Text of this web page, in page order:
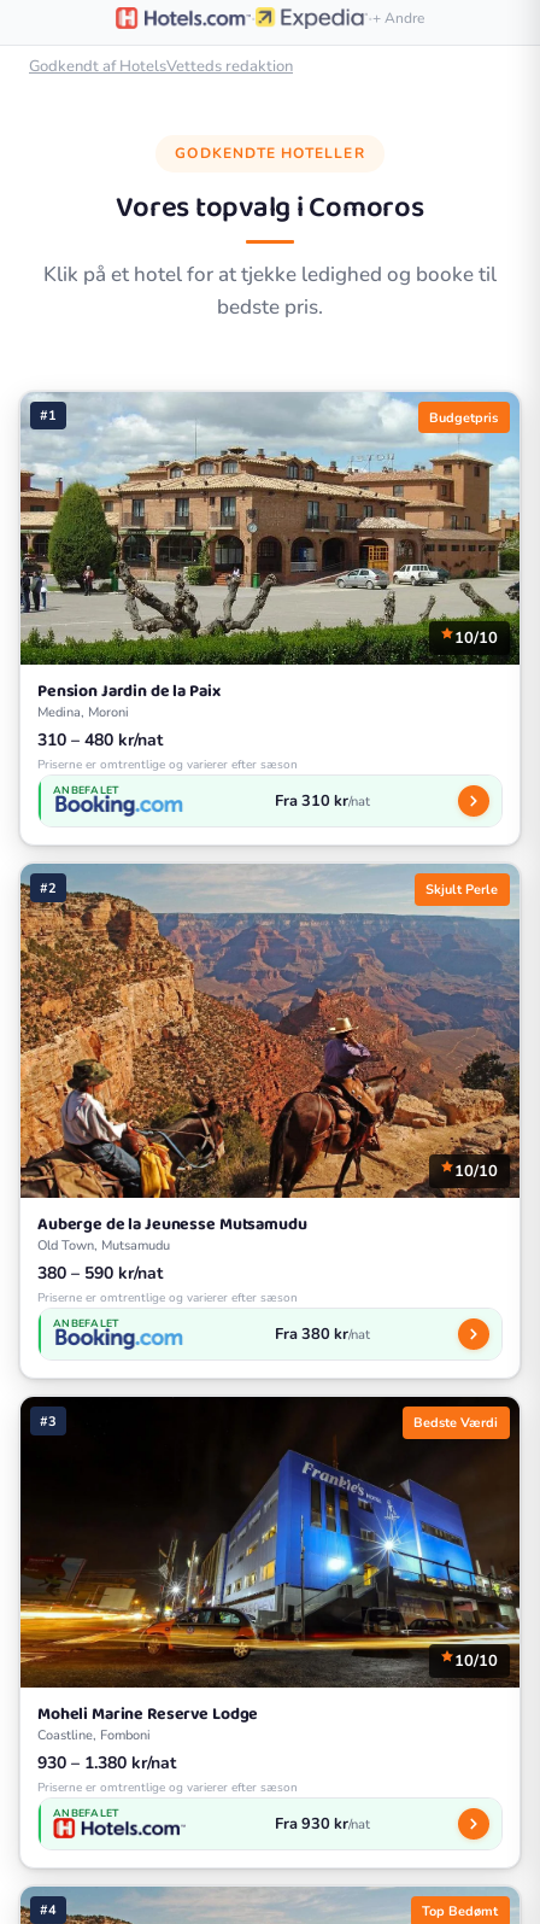
· ·+ Andre
Godkendt af HotelsVetteds redaktion
GODKENDTE HOTELLER
Vores topvalg iComoros
Klik på et hotel for at tjekke ledighed og booke til
bedste pris.
#1 Budgetpris
10/10
Pension Jardin de la Paix
Medina, Moroni
310 – 480 kr/nat
Priserne er omtrentlige og varierer efter sæson
ANBEFALET Fra 310 kr/nat
#2 Skjult Perle
10/10
Auberge de la Jeunesse Mutsamudu
Old Town, Mutsamudu
380 – 590 kr/nat
Priserne er omtrentlige og varierer efter sæson
ANBEFALET Fra 380 kr/nat
#3 Bedste Værdi
10/10
Moheli Marine Reserve Lodge
Coastline, Fomboni
930 – 1.380 kr/nat
Priserne er omtrentlige og varierer efter sæson
ANBEFALET Fra 930 kr/nat
#4 Top Bedømt